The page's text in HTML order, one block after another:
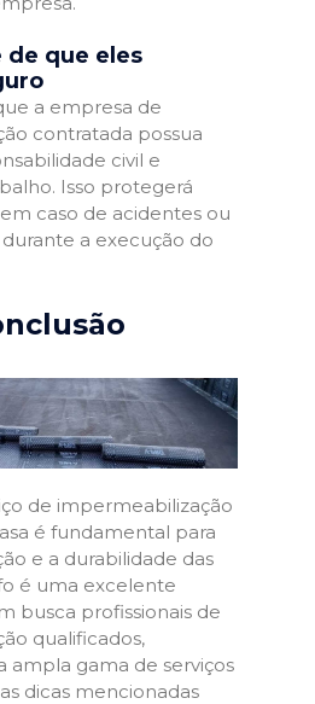
de que eles
a empresa de
contratada possua
civil e
Isso protegerá
caso de acidentes ou
a execução do
de impermeabilização
é fundamental para
e a durabilidade das
é uma excelente
busca profissionais de
qualificados,
ampla gama de serviços
dicas mencionadas